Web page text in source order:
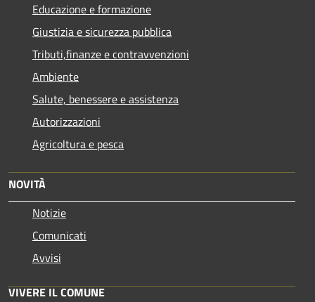
Educazione e formazione
Giustizia e sicurezza pubblica
Tributi,finanze e contravvenzioni
Ambiente
Salute, benessere e assistenza
Autorizzazioni
Agricoltura e pesca
NOVITÀ
Notizie
Comunicati
Avvisi
VIVERE IL COMUNE